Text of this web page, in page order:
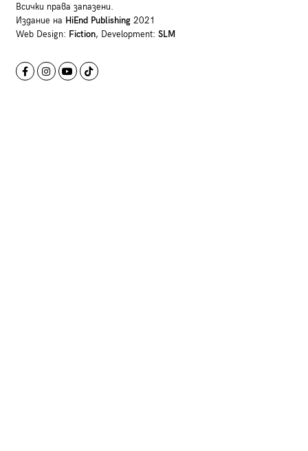
Всички права запазени.
Издание на HiEnd Publishing2021
Web Design: Fiction, Development: SLM